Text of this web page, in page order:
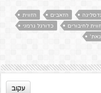
הזאבים
הזווית
זווית לחיבורים
כדורגל גרמני
עקוב